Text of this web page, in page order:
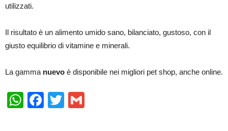
utilizzati.
Il risultato è un alimento umido sano, bilanciato, gustoso, con il
giusto equilibrio di vitamine e minerali.
La gamma nuevo è disponibile nei migliori pet shop, anche online.
WhatsApp
Facebook
Twitter